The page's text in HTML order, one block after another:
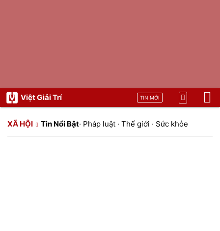
Việt Giải Trí TIN MỚI
XÃ HỘI Tin Nổi Bật· Pháp luật · Thế giới · Sức khỏe